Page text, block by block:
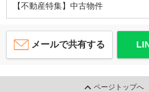
【不動産特集】中古物件
メールで共有する
ページトップへ